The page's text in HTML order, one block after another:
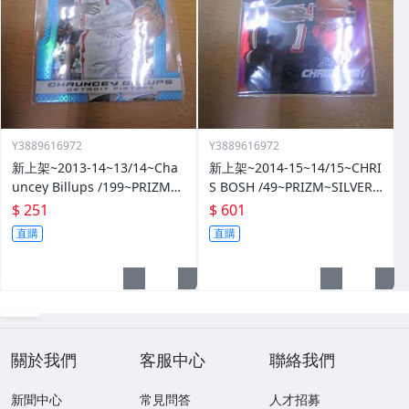
Y3889616972
新上架~2013-14~13/14~Cha
uncey Billups /199~PRIZM~S
ILVER~藍亮~限量/199~10601
14-1
$ 251
直購
Y3889616972
新上架~2014-15~14/15~CHRI
S BOSH /49~PRIZM~SILVER~
紅亮~低限量/49~1060114-1
$ 601
直購
關於我們
新聞中心
客服中心
常見問答
聯絡我們
人才招募